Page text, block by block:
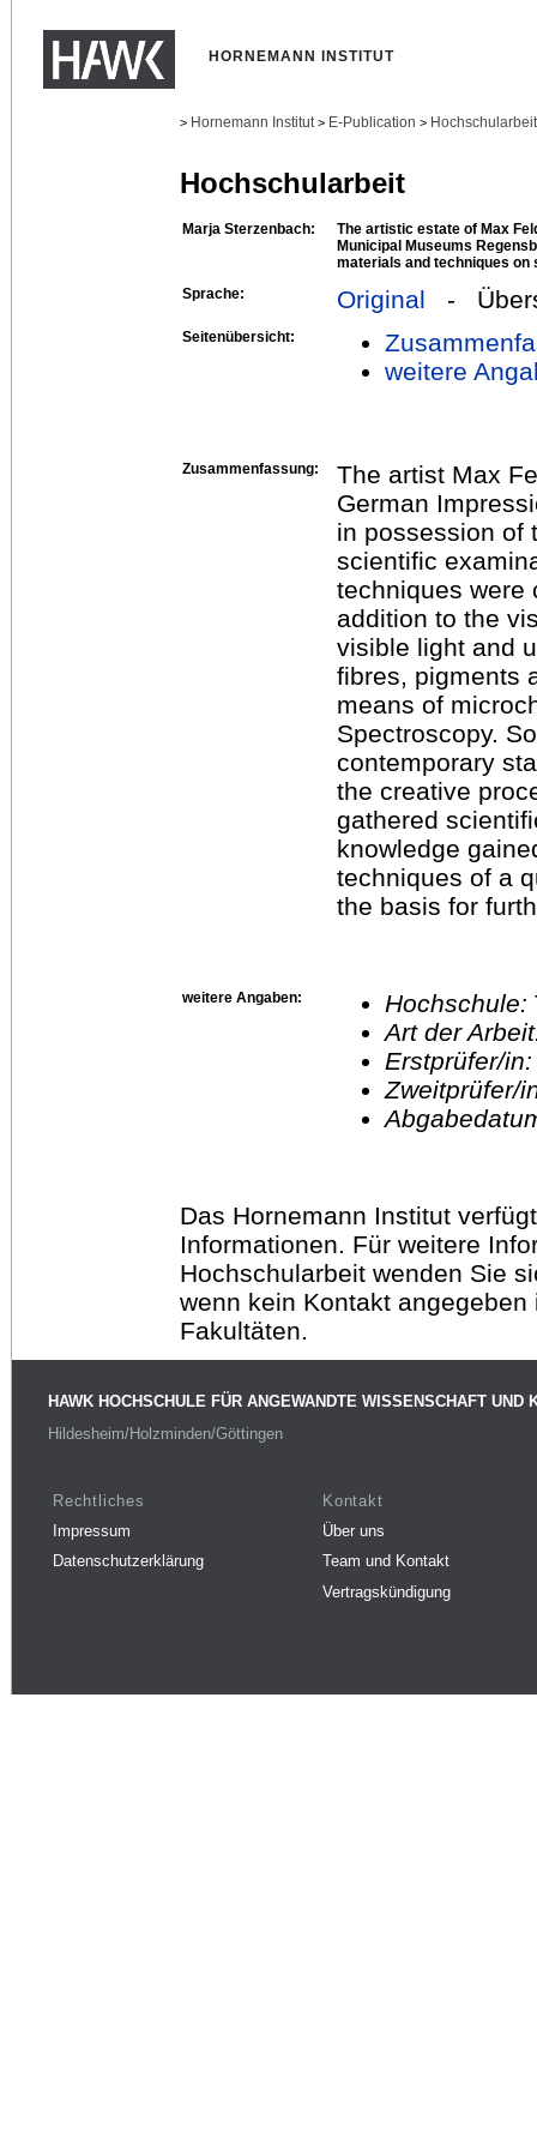
HORNEMANN INSTITUT
> Hornemann Institut > E-Publication >
Hochschularbeit
Marja Sterzenbach:
The artistic estate of Max
Municipal Museums
materials and techniques on
Sprache:
Original -
Seitenübersicht:
weitere
Zusammenfassung:
The artist Max
German
in possession of
scientific
techniques were
addition to the
visible light and
fibres, pigments
means of
Spectroscopy.
contemporary
the creative
gathered
knowledge
techniques of a
the basis for
weitere Angaben: Hochschule:
Art der
Erstprüfer/
Das Hornemann Institut
Informationen. Für weitere
Hochschularbeit wenden Sie
wenn kein Kontakt
Fakultäten.
HAWK HOCHSCHULE FÜR ANGEWANDTE WISSENSCHAFT UND
Hildesheim/Holzminden/Göttingen
Rechtliches
Impressum
Datenschutzerklärung
Kontakt
Über uns
Team und Kontakt
Vertragskündigung